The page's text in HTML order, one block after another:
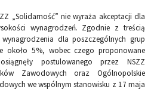
„Solidarność” nie wyraża akceptacji dla
wynagrodzeń. Zgodnie z treścią
dla poszczególnych grup
około 5%, wobec czego proponowane
postulowanego przez NSZZ
Zawodowych oraz Ogólnopolskie
we wspólnym stanowisku z 17 maja